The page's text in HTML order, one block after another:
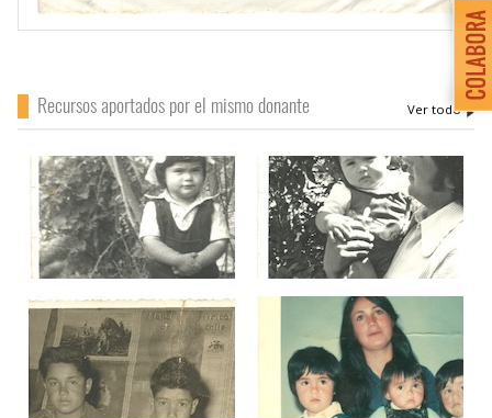
Recursos aportados por el mismo donante